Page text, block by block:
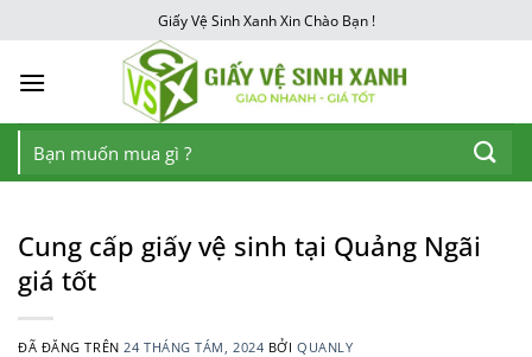
đến
nội
Giấy Vệ Sinh Xanh Xin Chào Bạn !
Tìm
kiếm:
Cung cấp giấy vệ sinh tại Quảng Ngãi
giá tốt
ĐÃ ĐĂNG TRÊN24 THÁNG TÁM, 2024 BỞIQUANLY